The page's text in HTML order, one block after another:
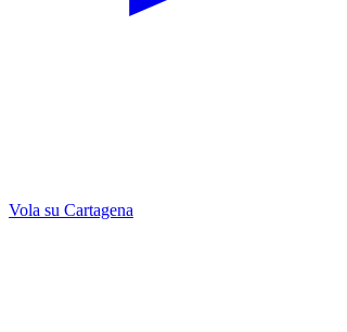
Vola su Cartagena